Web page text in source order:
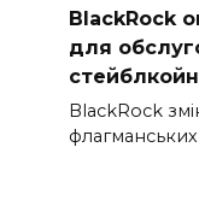
BlackRock
для
BlackRock
флагманських